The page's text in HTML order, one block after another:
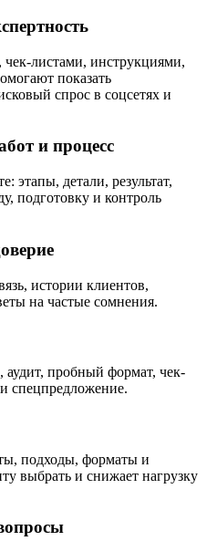
листами, инструкциями,
показать
спрос в соцсетях и
и процесс
этапы, детали, результат,
подготовку и контроль
истории клиентов,
на частые сомнения.
аудит, пробный формат, чек-
спецпредложение.
подходы, форматы и
выбрать и снижает нагрузку